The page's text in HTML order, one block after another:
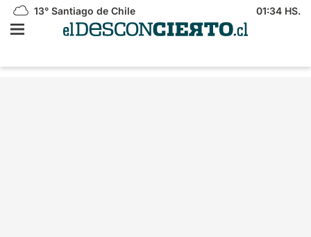
13° Santiago de Chile 01:34 HS.